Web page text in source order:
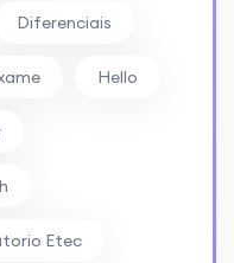
Diferenciais
Hello
Etec